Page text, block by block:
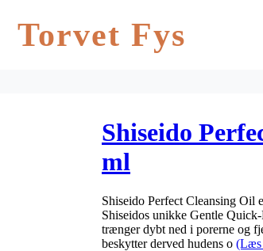
Torvet Fys
Shiseido
ml
Shiseido Perfect Cleansing Oil
Shiseidos unikke Gentle
trænger dybt ned i porerne og
beskytter derved hudens o (Læs